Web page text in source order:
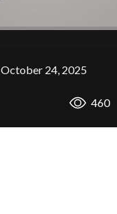
October 24, 2025
460